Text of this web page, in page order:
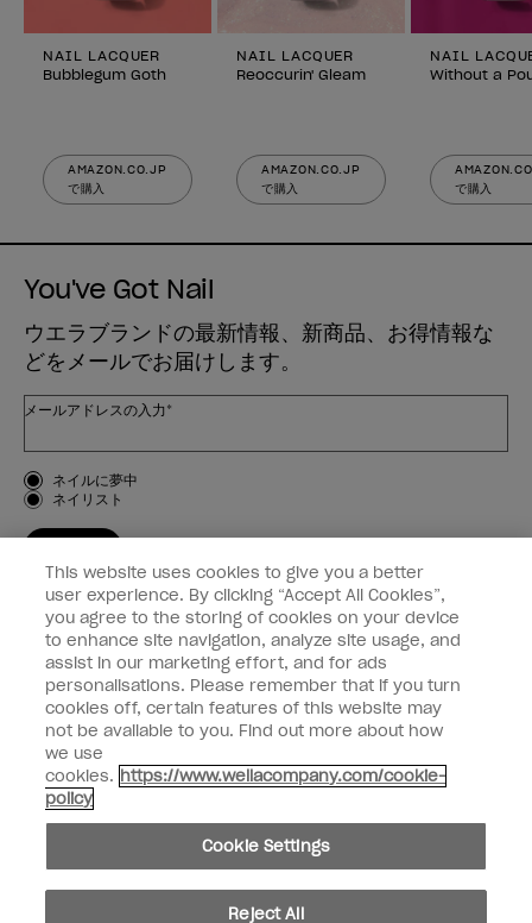
NAIL LACQUER
Bubblegum Goth
AMAZON.CO.JP
で購入
NAIL LACQUER
Reoccurin' Gleam
AMAZON.CO.JP
で購入
NAIL
Without a
で購入
You've Got Nail
ウエラブランドの最新情報、新商品、お得情報な
どをメールでお届けします。
メールアドレスの入力*
お客様のタイプ
ネイルに夢中
ネイリスト
OPI
個人情報の取り扱い
facebookinstagram
個人情報を共有または販売しないでください
© Copyright 2024, Wella Operations US LLC, 無断複写・転載を禁じます。
This website uses cookies to give you a better
user experience. By clicking “Accept All Cookies”,
you agree to the storing of cookies on your device
to enhance site navigation, analyze site usage, and
assist in our marketing effort, and for ads
personalisations. Please remember that if you turn
cookies off, certain features of this website may
not be available to you. Find out more about how
we use
cookies. https://www.wellacompany.com/cookie-
policy
Cookie Settings
Reject All